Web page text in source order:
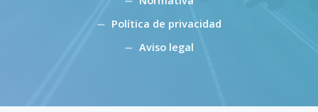
Política de privacidad
Aviso legal